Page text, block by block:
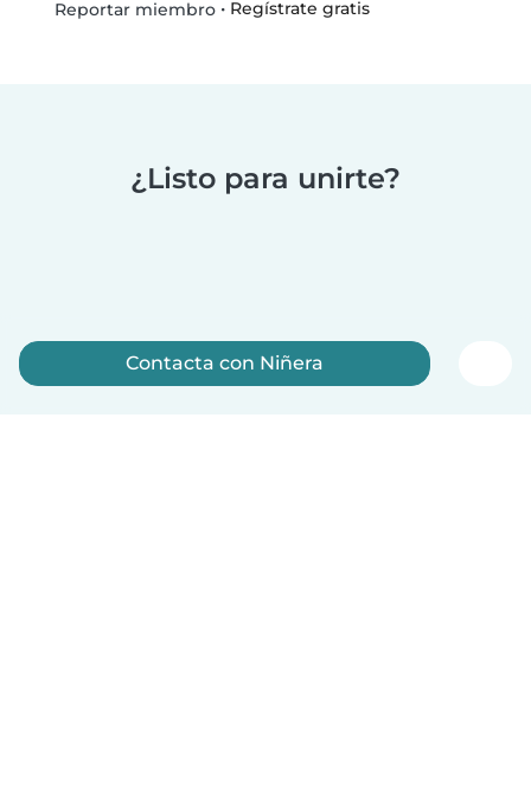
Reportar miembro• Regístrate gratis
¿Listo para unirte?
Contacta con Niñera